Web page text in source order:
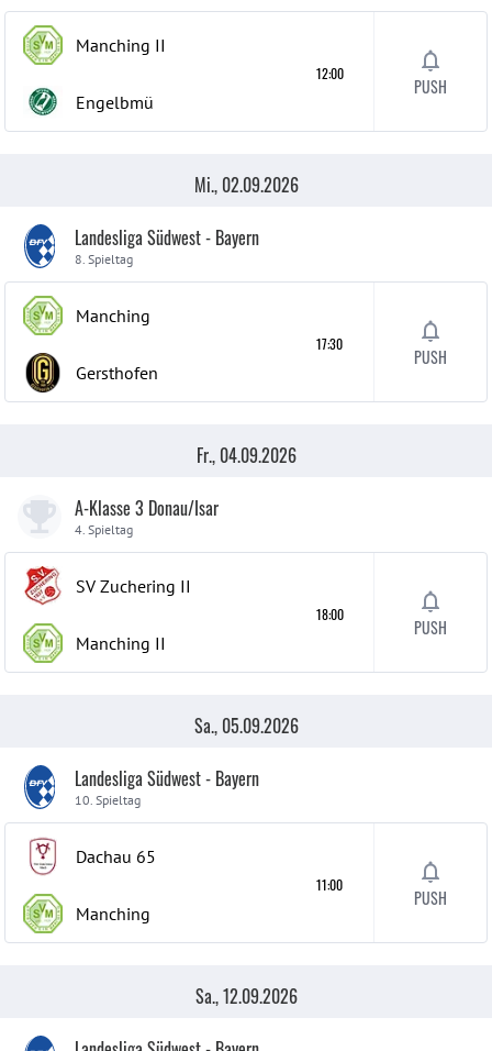
Manching II
Engelbmü
12:00
PUSH
Mi., 02.09.2026
Landesliga Südwest - Bayern
8. Spieltag
Manching
Gersthofen
17:30
PUSH
Fr., 04.09.2026
A-Klasse 3 Donau/Isar
4. Spieltag
SV Zuchering II
Manching II
18:00
PUSH
Sa., 05.09.2026
Landesliga Südwest - Bayern
10. Spieltag
Dachau 65
Manching
11:00
PUSH
Sa., 12.09.2026